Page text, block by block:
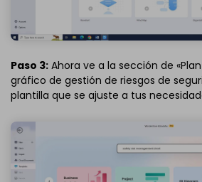
Paso 3: Ahora ve a la sección de
gráfico de gestión de riesgos de
plantilla que se ajuste a tus